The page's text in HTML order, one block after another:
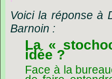
Voici la réponse à
Barnoin :
La «
idée ?
Face à la